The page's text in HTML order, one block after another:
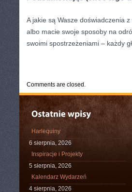
A jakie są Wasze doświadczenia
albo macie swoje sposoby na
swoimi spostrzeżeniami – każdy
Comments are closed.
Harlequiny
6 sierpnia, 2026
Inspiracje i Projekty
5 sierpnia, 2026
Kalendarz Wydarzeń
4 sierpnia, 2026